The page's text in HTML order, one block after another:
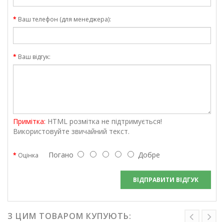
Ваш телефон (для менеджера):
Ваш відгук:
Примітка: HTML розмітка не підтримується!
Використовуйте звичайний текст.
Оцінка Погано Добре
ВІДПРАВИТИ ВІДГУК
З ЦИМ ТОВАРОМ КУПУЮТЬ: